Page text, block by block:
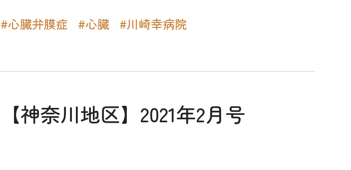
#心臓弁膜症 #心臓 #川崎幸病院
【神奈川地区】2021年2月号